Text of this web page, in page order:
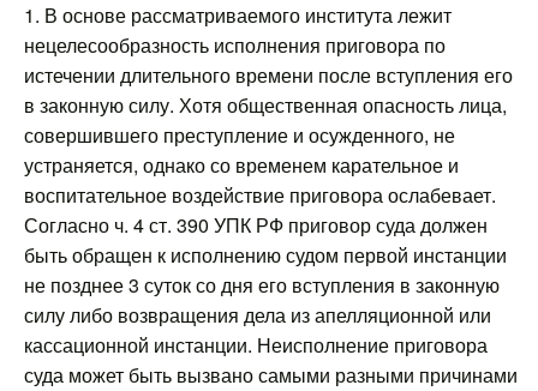
1. В основе рассматриваемого института лежит
нецелесообразность исполнения приговора по
истечении длительного времени после вступления его
в законную силу. Хотя общественная опасность лица,
совершившего преступление и осужденного, не
устраняется, однако со временем карательное и
воспитательное воздействие приговора ослабевает.
Согласно ч. 4 ст. 390 УПК РФ приговор суда должен
быть обращен к исполнению судом первой инстанции
не позднее 3 суток со дня его вступления в законную
силу либо возвращения дела из апелляционной или
кассационной инстанции. Неисполнение приговора
суда может быть вызвано самыми разными причинами